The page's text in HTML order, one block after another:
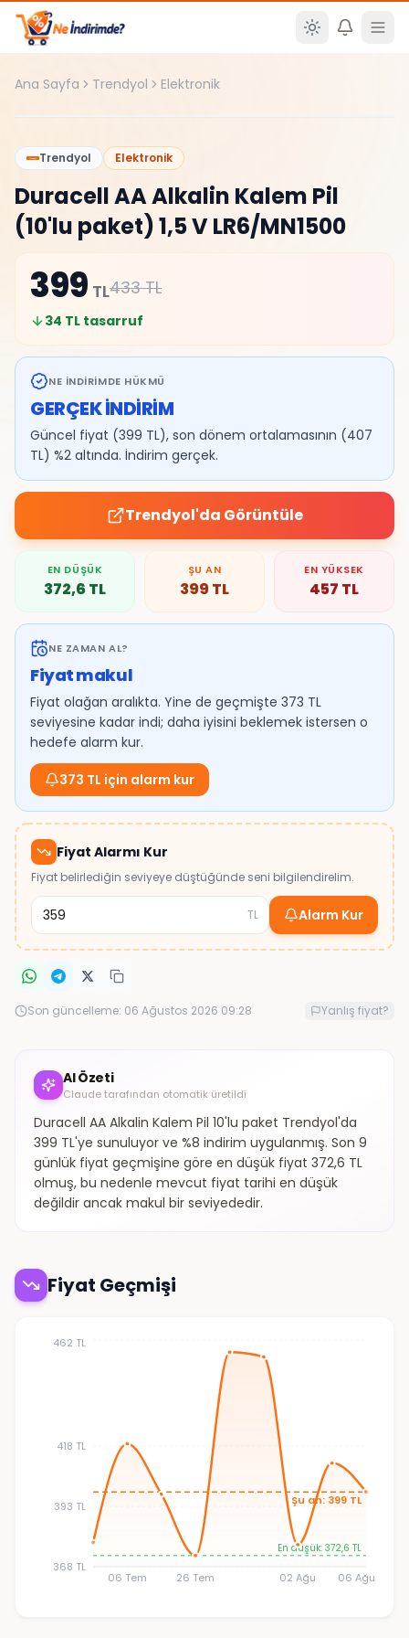
Ana içeriğe atla
Ana Sayfa Trendyol Elektronik
%8
Trendyol Elektronik
Duracell AA Alkalin Kalem Pil
(10'lu paket) 1,5 V LR6/MN1500
399 TL433TL
34 TL tasarruf
NE İNDIRIMDE HÜKMÜ
GERÇEK İNDİRİM
Güncel fiyat (399 TL), son dönem ortalamasının (407
TL) %2 altında. İndirim gerçek.
Trendyol'da Görüntüle
EN DÜŞÜK
372,6TL
ŞU AN
399TL
EN YÜKSEK
457 TL
NE ZAMAN AL?
Fiyat makul
Fiyat olağan aralıkta. Yine de geçmişte 373 TL
seviyesine kadar indi; daha iyisini beklemek istersen o
hedefe alarm kur.
373 TL için alarm kur
Fiyat Alarmı Kur
Fiyat belirlediğin seviyeye düştüğünde seni bilgilendirelim.
TL Alarm Kur
Son güncelleme: 06 Ağustos 2026 09:28 Yanlış fiyat?
AI Özeti
Claude tarafından otomatik üretildi
Duracell AA Alkalin Kalem Pil 10'lu paket Trendyol'da
399 TL'ye sunuluyor ve %8 indirim uygulanmış. Son 9
günlük fiyat geçmişine göre en düşük fiyat 372,6 TL
olmuş, bu nedenle mevcut fiyat tarihi en düşük
değildir ancak makul bir seviyededir.
Fiyat Geçmişi
06 Tem 26 Tem 02 Ağu 06 Ağu
368 TL
393 TL
418 TL
462 TL
Şu an: 399 TL
En düşük: 372,6 TL